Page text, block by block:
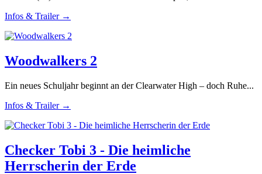
Infos & Trailer →
Woodwalkers 2
Ein neues Schuljahr beginnt an der Clearwater High – doch Ruhe...
Infos & Trailer →
Checker Tobi 3 - Die heimliche
Herrscherin der Erde